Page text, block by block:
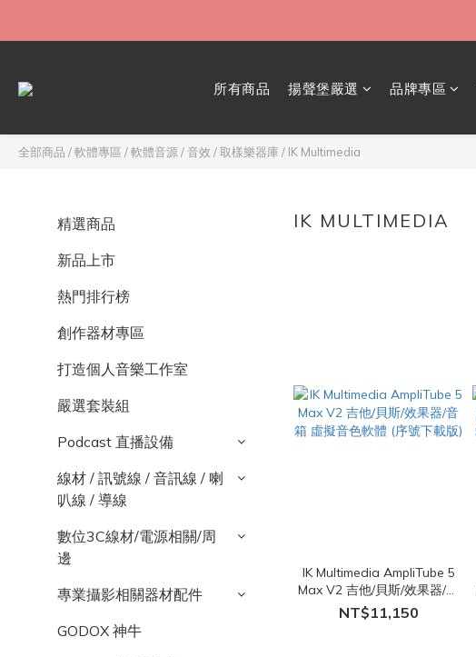
所有商品 揚聲堡嚴選 品牌專區
全部商品 /軟體專區 /軟體音源 / 音效 / 取樣樂器庫/ IK Multimedia
精選商品
新品上市
熱門排行榜
創作器材專區
打造個人音樂工作室
嚴選套裝組
Podcast 直播設備
線材 / 訊號線 / 音訊線 / 喇
叭線 / 導線
數位3C線材/電源相關/周
邊
專業攝影相關器材配件
GODOX 神牛
IK MULTIMEDIA
IK Multimedia AmpliTube 5
Max V2 吉他/貝斯/效果器/音
箱 虛擬音色軟體 (序號下載版)
NT$11,150